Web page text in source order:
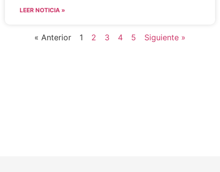
LEER NOTICIA »
« Anterior 1 2 3 4 5 Siguiente »